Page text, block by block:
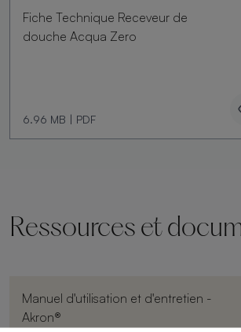
Fiche Technique Receveur de
douche Acqua Zero
6.96 MB | PDF
Ressources et
Manuel d'utilisation et d'entretien -
Akron®